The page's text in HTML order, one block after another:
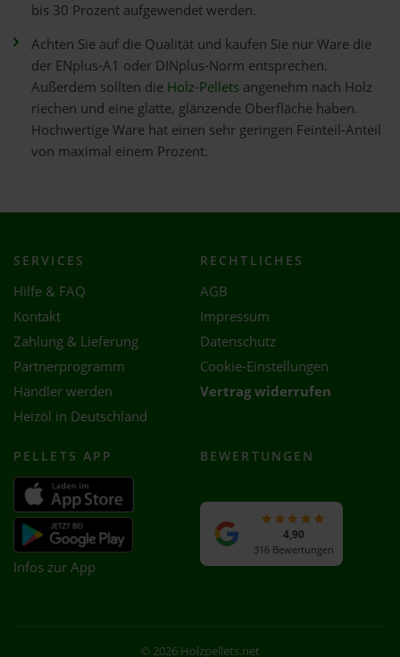
bis 30 Prozent aufgewendet werden.
Achten Sie auf die Qualität und kaufen Sie nur Ware die
der ENplus-A1 oder DINplus-Norm entsprechen.
Außerdem sollten die Holz-Pellets angenehm nach Holz
riechen und eine glatte, glänzende Oberfläche haben.
Hochwertige Ware hat einen sehr geringen Feinteil-Anteil
von maximal einem Prozent.
SERVICES
Hilfe & FAQ
Kontakt
Zahlung & Lieferung
Partnerprogramm
Händler werden
Heizöl in Deutschland
RECHTLICHES
AGB
Impressum
Datenschutz
Cookie-Einstellungen
Vertrag widerrufen
PELLETS APP
Infos zur App
BEWERTUNGEN
4,90
316 Bewertungen
© 2026 Holzpellets.net